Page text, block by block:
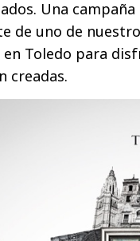
Una
de uno de
Toledo para
creadas.